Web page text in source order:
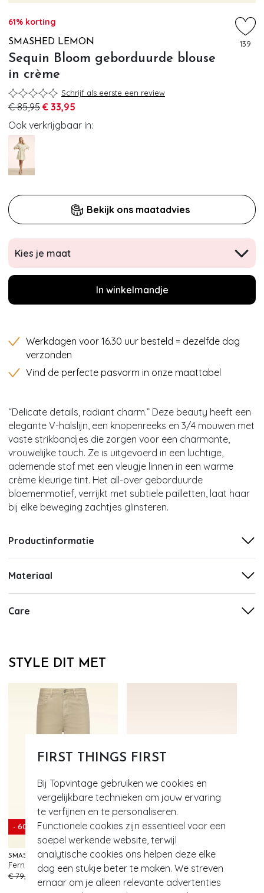
FIRST THINGS FIRST
Bij Topvintage gebruiken we cookies en
vergelijkbare technieken om jouw ervaring
te verfijnen en te personaliseren.
Functionele cookies zijn essentieel voor een
soepel werkende website, terwijl
analytische cookies ons helpen deze elke
dag een stukje beter te maken. We streven
ernaar om je alleen relevante advertenties
61% korting
SMASHED LEMON
Sequin Bloom geborduurde blouse
in crème
139
Schrijf als eerste een review
€ 85,95 € 33,95
Ook verkrijgbaar in:
Bekijk ons maatadvies
Kies je maat
In winkelmandje
Werkdagen voor 16.30 uur besteld = dezelfde dag
verzonden
Vind de perfecte pasvorm in onze maattabel
“Delicate details, radiant charm.” Deze beauty heeft een
elegante V-halslijn, een knopenreeks en 3/4 mouwen met
vaste strikbandjes die zorgen voor een charmante,
vrouwelijke touch. Ze is uitgevoerd in een luchtige,
ademende stof met een vleugje linnen in een warme
crème kleurige tint. Het all-over geborduurde
bloemenmotief, verrijkt met subtiele pailletten, laat haar
bij elke beweging zachtjes glinsteren.
Productinformatie
Materiaal
Care
STYLE DIT MET
- 60%
SMASHED LEMON
Fernanda jeans in donker zand
€ 79,95
€ 31,95
86
- 50%
BANNED RETRO
Secret Love flats in crème